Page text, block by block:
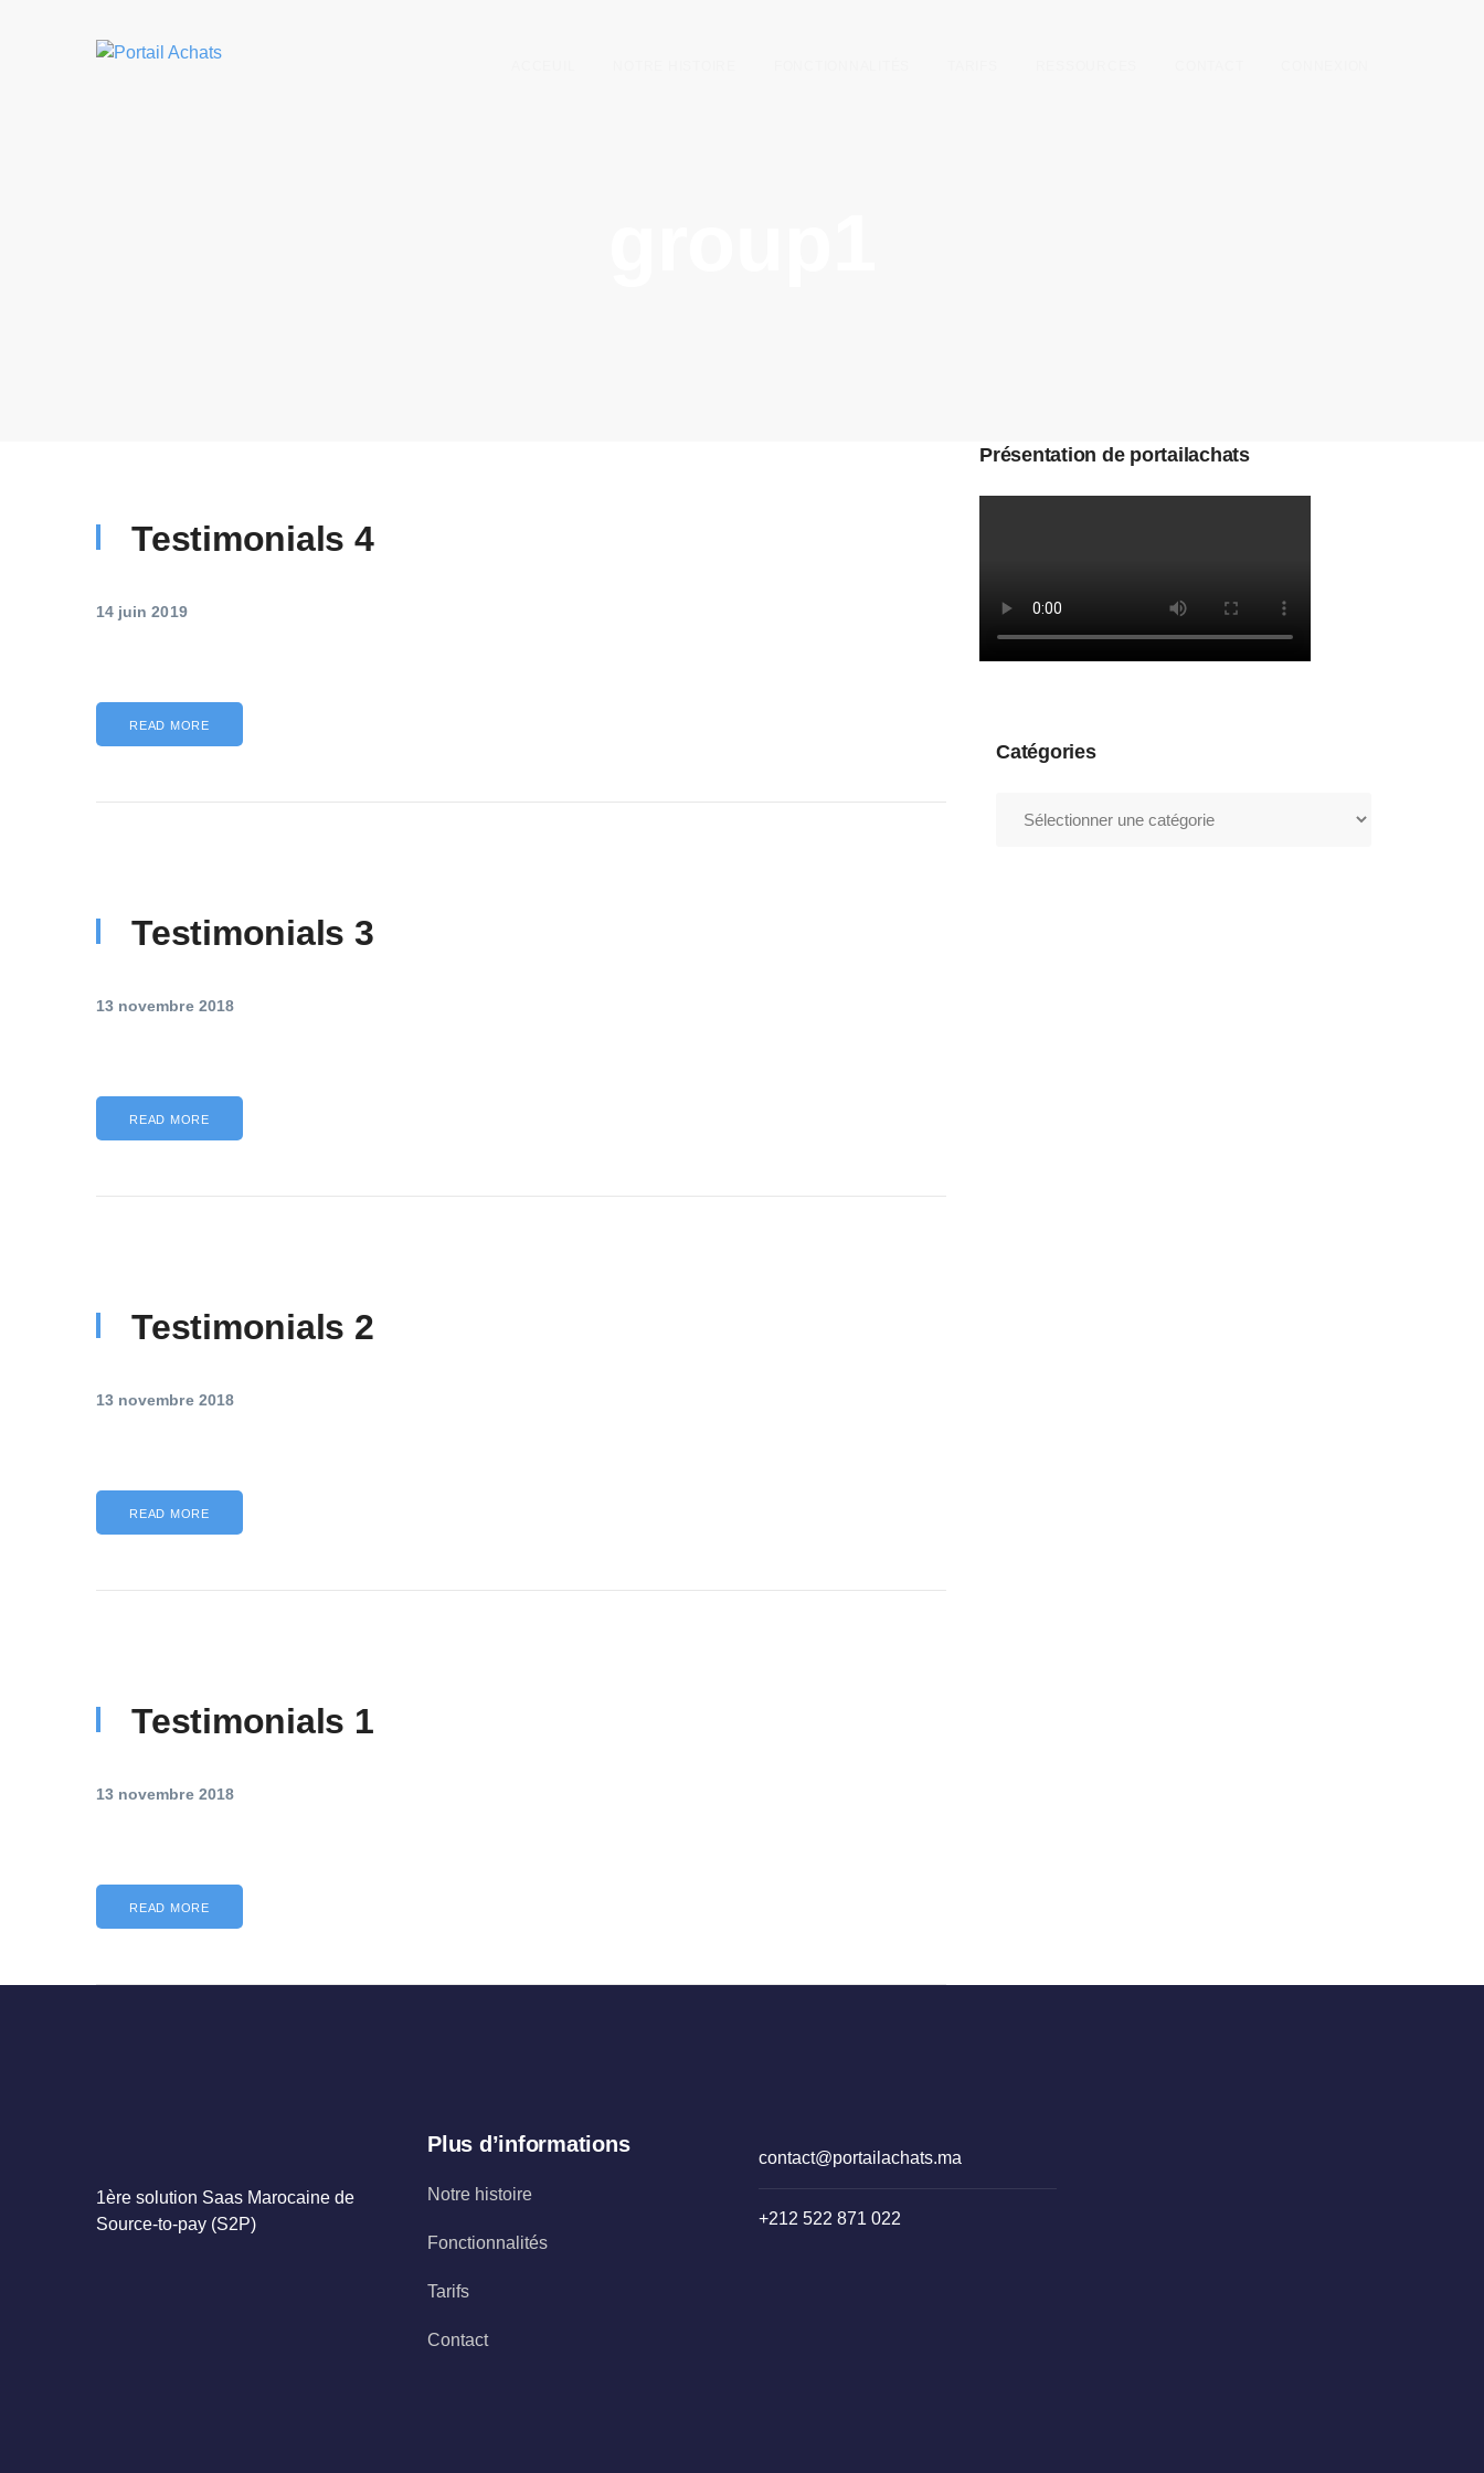
Testimonials 4
14 juin 2019
READ MORE
Testimonials 3
13 novembre 2018
READ MORE
Testimonials 2
13 novembre 2018
READ MORE
Testimonials 1
13 novembre 2018
READ MORE
Présentation de portailachats
Catégories
1ère solution Saas Marocaine de
Source-to-pay (S2P)
Plus d’informations
Notre histoire
Fonctionnalités
Tarifs
Contact
contact@portailachats.ma
+212 522 871 022